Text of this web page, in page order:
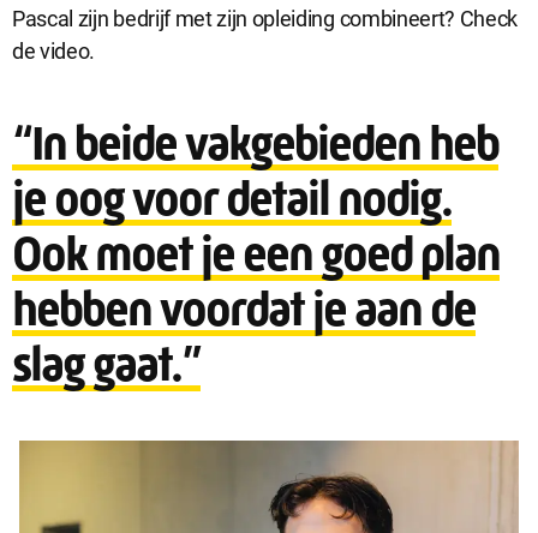
Pascal zijn bedrijf met zijn opleiding combineert? Check
de video.
“In beide vakgebieden heb
je oog voor detail nodig.
Ook moet je een goed plan
hebben voordat je aan de
slag gaat.”